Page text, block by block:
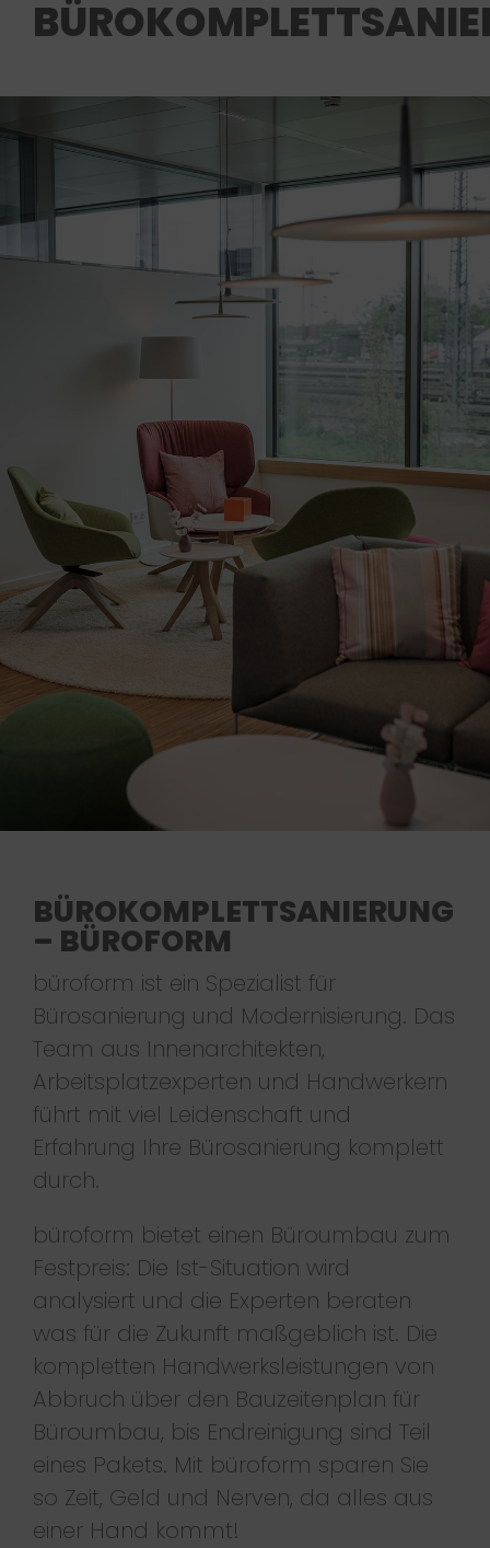
BÜROKOMPLETTSANIERUNG
– BÜROFORM
büroform ist ein Spezialist für
Bürosanierung und Modernisierung. Das
Team aus Innenarchitekten,
Arbeitsplatzexperten und Handwerkern
führt mit viel Leidenschaft und
Erfahrung Ihre Bürosanierung komplett
durch.
büroform bietet einen Büroumbau zum
Festpreis: Die Ist-Situation wird
analysiert und die Experten beraten
was für die Zukunft maßgeblich ist. Die
kompletten Handwerksleistungen von
Abbruch über den Bauzeitenplan für
Büroumbau, bis Endreinigung sind Teil
eines Pakets. Mit büroform sparen Sie
so Zeit, Geld und Nerven, da alles aus
einer Hand kommt!